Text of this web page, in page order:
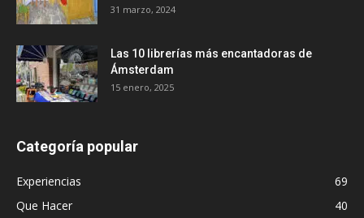
31 marzo, 2024
Las 10 librerías más encantadoras de
Ámsterdam
15 enero, 2025
Categoría popular
Experiencias
69
Que Hacer
40